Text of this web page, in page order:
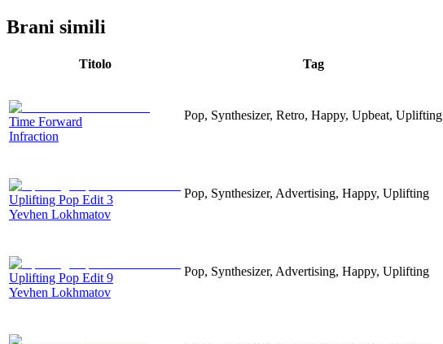
Brani simili
Titolo Tag
Time Forward
Infraction
Pop, Synthesizer, Retro, Happy, Upbeat, Uplifting
Uplifting Pop Edit 3
Yevhen Lokhmatov
Pop, Synthesizer, Advertising, Happy, Uplifting
Uplifting Pop Edit 9
Yevhen Lokhmatov
Pop, Synthesizer, Advertising, Happy, Uplifting